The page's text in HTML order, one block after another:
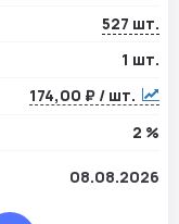
527 шт.
1 шт.
174,00 ₽ / шт.
2 %
08.08.2026